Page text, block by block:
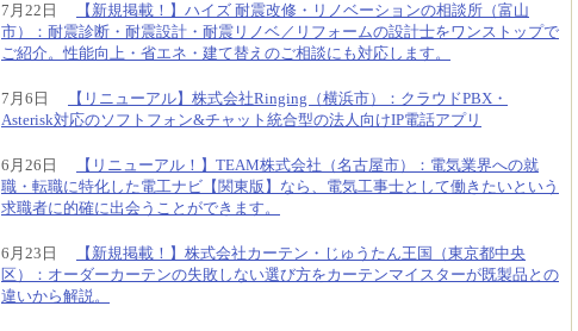
7月22日
【新規掲載！】ハイズ 耐震改修・リノベーションの相談所（富山
市）：耐震診断・耐震設計・耐震リノベ／リフォームの設計士をワンストップで
ご紹介。性能向上・省エネ・建て替えのご相談にも対応します。
7月6日
【リニューアル】株式会社Ringing（横浜市）：クラウドPBX・
Asterisk対応のソフトフォン&チャット統合型の法人向けIP電話アプリ
6月26日
【リニューアル！】TEAM株式会社（名古屋市）：電気業界への就
職・転職に特化した電工ナビ【関東版】なら、電気工事士として働きたいという
求職者に的確に出会うことができます。
6月23日
【新規掲載！】株式会社カーテン・じゅうたん王国（東京都中央
区）：オーダーカーテンの失敗しない選び方をカーテンマイスターが既製品との
違いから解説。